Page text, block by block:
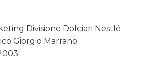
Divisione Dolciari Nestlé
Giorgio Marrano